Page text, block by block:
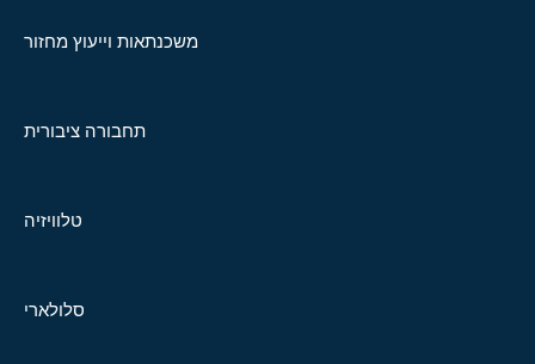
משכנתאות וייעוץ מחזור
תחבורה ציבורית
טלוויזיה
סלולארי